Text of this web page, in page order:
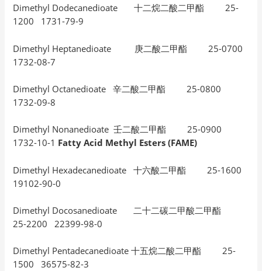
Dimethyl Dodecanedioate 十二烷二酸二甲酯 25-
1200 1731-79-9
Dimethyl Heptanedioate 庚二酸二甲酯 25-0700
1732-08-7
Dimethyl Octanedioate 辛二酸二甲酯 25-0800
1732-09-8
Dimethyl Nonanedioate 壬二酸二甲酯 25-0900
1732-10-1 Fatty Acid Methyl Esters (FAME)
Dimethyl Hexadecanedioate 十六酸二甲酯 25-1600
19102-90-0
Dimethyl Docosanedioate 二十二碳二甲酸二甲酯
25-2200 22399-98-0
Dimethyl Pentadecanedioate 十五烷二酸二甲酯 25-
1500 36575-82-3